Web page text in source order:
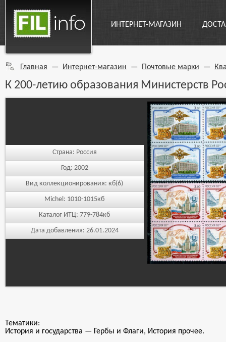
ИНТЕРНЕТ-МАГАЗИН
Главная — Интернет-магазин — Почтовые марки —
К 200-летию образования Министерств
Страна: Россия
Год: 2002
Вид коллекционирования: кб(6)
Michel: 1010-1015кб
Каталог ИТЦ:779-784кб
Дата добавления: 26.01.2024
Тематики:
История и государства — Гербы и Флаги, История прочее.